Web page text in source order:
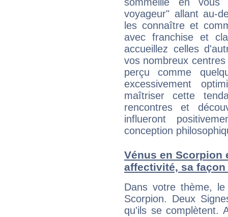
voyageur" allant au-
les connaître et
avec franchise et
accueillez celles
vos nombreux
perçu comme
excessivement
maîtriser cette
rencontres et
influeront
conception
Vénus en Scorpion
affectivité, sa
Dans votre thème,
Scorpion. Deux
qu'ils se complètent.